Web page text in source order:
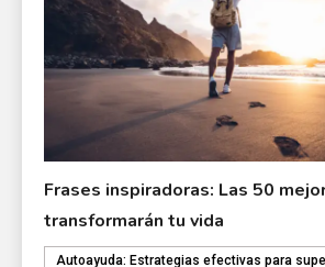
Frases inspiradoras: Las 50
transformarán tu vida
Autoayuda: Estrategias efectivas para